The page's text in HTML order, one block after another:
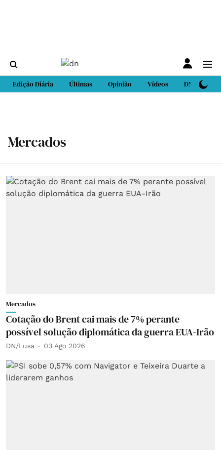
Edição Diária Últimas Opinião Vídeos DN Sport
Mercados
Mercados
Cotação do Brent cai mais de 7% perante
possível solução diplomática da guerra EUA-Irão
DN/Lusa 03 Ago 2026